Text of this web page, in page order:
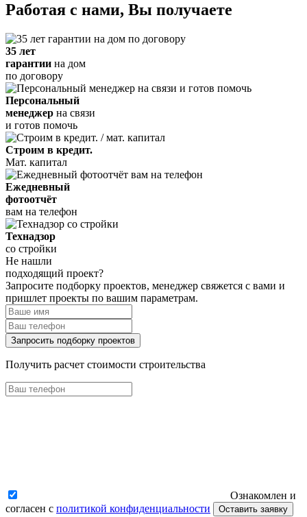
Работая с нами, Вы получаете
35 лет
гарантии на дом
по договору
Персональный
менеджер на связи
и готов помочь
Строим в кредит.
Мат. капитал
Ежедневный
фотоотчёт
вам на телефон
Технадзор
со стройки
Не нашли
подходящий проект?
Запросите подборку проектов, менеджер свяжется с вами и
пришлет проекты по вашим параметрам.
Запросить подборку проектов
Получить расчет стоимости строительства
Ознакомлен и
согласен с политикой конфиденциальности Оставить заявку